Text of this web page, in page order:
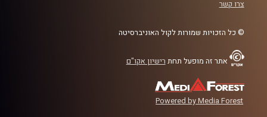
צרו קשר
© כל הזכויות שמורות לקול האוניברסיטה
אתר זה מופעל תחת רישיון אקו"ם
Powered by Media Forest